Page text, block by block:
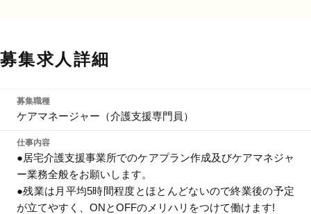
募集求人詳細
募集職種
ケアマネージャー（介護支援専門員）
仕事内容
●居宅介護支援事業所でのケアプラン作成及びケアマネジャ
ー業務全般をお願いします。
●残業は月平均5時間程度とほとんどないので終業後の予定
が立てやすく、ONとOFFのメリハリをつけて働けます!